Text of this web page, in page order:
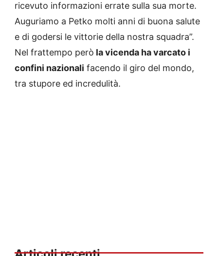
ricevuto informazioni errate sulla sua morte.
Auguriamo a Petko molti anni di buona salute
e di godersi le vittorie della nostra squadra”.
Nel frattempo però la vicenda ha varcato i
confini nazionali facendo il giro del mondo,
tra stupore ed incredulità.